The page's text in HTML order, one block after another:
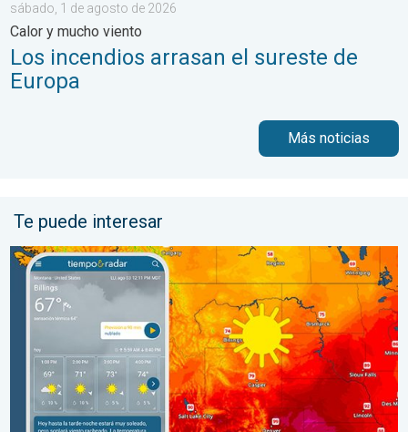
sábado, 1 de agosto de 2026
Calor y mucho viento
Los incendios arrasan el sureste de
Europa
Más noticias
Te puede interesar
Regresa el fresco al norte de las Montañas Rocosas. Un